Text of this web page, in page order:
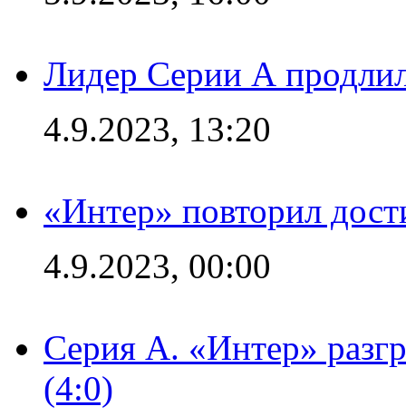
Лидер Серии А
4.9.2023, 13:20
«Интер» повторил
4.9.2023, 00:00
Серия А. «Интер»
(4:0)